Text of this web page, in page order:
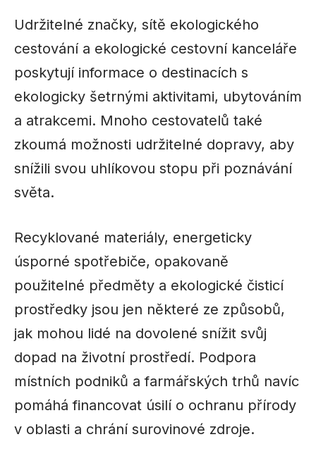
Udržitelné značky, sítě ekologického
cestování a ekologické cestovní kanceláře
poskytují informace o destinacích s
ekologicky šetrnými aktivitami, ubytováním
a atrakcemi. Mnoho cestovatelů také
zkoumá možnosti udržitelné dopravy, aby
snížili svou uhlíkovou stopu při poznávání
světa.
Recyklované materiály, energeticky
úsporné spotřebiče, opakovaně
použitelné předměty a ekologické čisticí
prostředky jsou jen některé ze způsobů,
jak mohou lidé na dovolené snížit svůj
dopad na životní prostředí. Podpora
místních podniků a farmářských trhů navíc
pomáhá financovat úsilí o ochranu přírody
v oblasti a chrání surovinové zdroje.